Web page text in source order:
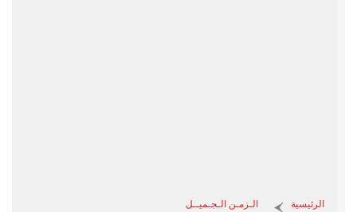
الرئيسية الـزمـن الـجـميــل